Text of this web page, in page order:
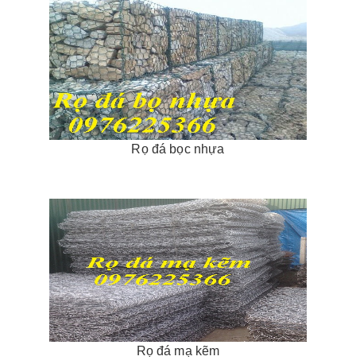
Rọ đá bọc nhựa
Rọ đá mạ kẽm